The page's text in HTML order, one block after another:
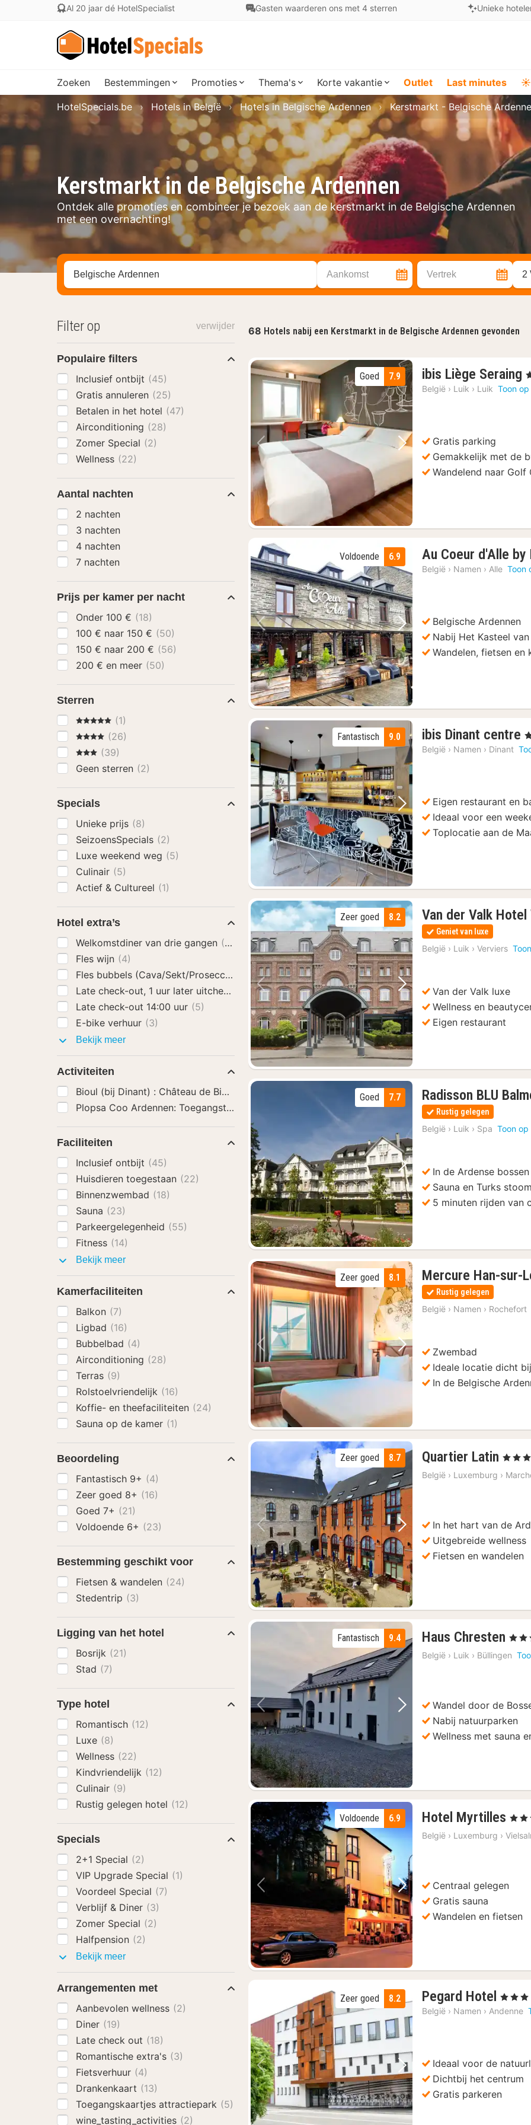
Al 20 jaar dé HotelSpecialist Gasten waarderen ons met 4 sterren Unieke
Zoeken Bestemmingen Promoties Thema's Korte vakantie Outlet Last minutes ☀️
Kerstmarkt in de Belgische Ardennen
Ontdek alle promoties en combineer je bezoek aan de kerstmarkt in de Belgische Ardennen
met een overnachting!
HotelSpecials.be Hotels in België Hotels in Belgische Ardennen Kerstmarkt - Belgische
Zoek op hotel, regio of stad Aankomst Vertrek 2
68 Hotels nabij een Kerstmarkt in de Belgische Ardennen gevonden
Vorige foto Volgende foto
7.9
Goed ibis Liège Seraing ,
België › Luik › Luik Toon
Gratis parking
Gemakkelijk met de
Wandelend naar
Vorige foto Volgende foto
6.9
Voldoende Au Coeur d'Alle by
België › Namen › Alle Toon
Belgische Ardennen
Nabij Het Kasteel
Wandelen, fietsen en
Vorige foto Volgende foto
9.0
Fantastisch ibis Dinant centre 1
,
België › Namen › Dinant
Eigen restaurant en
Ideaal voor een
Toplocatie aan de
Vorige foto Volgende foto
8.2
Zeer goed Van der Valk
Geniet van luxe
België › Luik › Verviers
Van der Valk luxe
Wellness en
Eigen restaurant
Vorige foto Volgende foto
7.7
Goed Radisson BLU
Rustig gelegen
België › Luik › Spa Toon
In de Ardense bossen
Sauna en Turks
5 minuten rijden van
Vorige foto Volgende foto
8.1
Zeer goed Mercure Han-sur-
Rustig gelegen
België › Namen › Rochefort
Zwembad
Ideale locatie dicht
In de Belgische
Vorige foto Volgende foto
8.7
Zeer goed Quartier Latin 3
, 4
België › Luxemburg ›
In het hart van de
Uitgebreide wellness
Fietsen en wandelen
Vorige foto Volgende foto
9.4
Fantastisch Haus Chresten 2
, 4
België › Luik › Büllingen
Wandel door de
Nabij natuurparken
Wellness met sauna
Volgende foto
6.9
Voldoende Hotel Myrtilles 1
, 3
België › Luxemburg ›
Centraal gelegen
Gratis sauna
Wandelen en fietsen
Vorige foto Volgende foto
8.2
Zeer goed Pegard Hotel 1
nacht
, 3 Sterren
België › Namen › Andenne
Ideaal voor de
Dichtbij het centrum
Gratis parkeren
Filter op verwijder
Populaire filters
Inclusief ontbijt (45)
Gratis annuleren (25)
Betalen in het hotel (47)
Airconditioning (28)
Zomer Special (2)
Wellness (22)
Aantal nachten
2 nachten
3 nachten
4 nachten
7 nachten
Prijs per kamer per nacht
Onder 100 € (18)
100 € naar 150 € (50)
150 € naar 200 € (56)
200 € en meer (50)
Sterren
5 Sterren(1)
4 Sterren(26)
3 Sterren
(39)
Geen sterren (2)
Specials
Unieke prijs (8)
SeizoensSpecials (2)
Luxe weekend weg (5)
Culinair (5)
Actief & Cultureel (1)
Hotel extra’s
Welkomstdiner van drie gangen (11)
Fles wijn (4)
Fles bubbels (Cava/Sekt/Prosecco)
Late check-out, 1 uur later uitchecken
(6)
Late check-out 14:00 uur (5)
E-bike verhuur (3)
Bekijk meerHotel
Activiteiten
Bioul (bij Dinant) : Château de Bioul Tour en Wijnproeverij
Plopsa Coo Ardennen: Toegangsticket
Faciliteiten
Inclusief ontbijt (45)
Huisdieren toegestaan (22)
Binnenzwembad (18)
Sauna (23)
Parkeergelegenheid (55)
Fitness (14)
Bekijk meerFaciliteiten
Kamerfaciliteiten
Balkon (7)
Ligbad (16)
Bubbelbad (4)
Airconditioning (28)
Terras (9)
Rolstoelvriendelijk (16)
Koffie- en theefaciliteiten (24)
Sauna op de kamer (1)
Beoordeling
Fantastisch 9+ (4)
Zeer goed 8+ (16)
Goed 7+ (21)
Voldoende 6+ (23)
Bestemming geschikt voor
Fietsen & wandelen (24)
Stedentrip (3)
Ligging van het hotel
Bosrijk (21)
Stad (7)
Type hotel
Romantisch (12)
Luxe (8)
Wellness (22)
Kindvriendelijk (12)
Culinair (9)
Rustig gelegen hotel (12)
Specials
2+1 Special (2)
VIP Upgrade Special (1)
Voordeel Special (7)
Verblijf & Diner (3)
Zomer Special (2)
Halfpension (2)
Bekijk meerSpecials
Arrangementen met
Aanbevolen wellness (2)
Diner (19)
Late check out (18)
Romantische extra's (3)
Fietsverhuur (4)
Drankenkaart (13)
Toegangskaartjes attractiepark (5)
wine_tasting_activities (2)